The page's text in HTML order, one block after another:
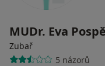
MUDr. Eva
Zubař
5 názorů